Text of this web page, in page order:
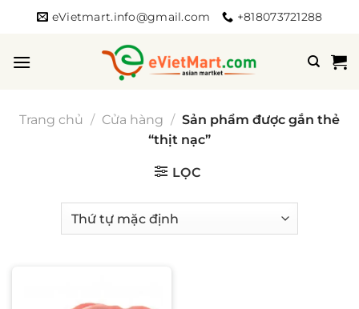
dung
eVietmart.info@gmail.com +818073721288
Trang chủ / Cửa hàng / Sản phẩm được gắn thẻ
“thịt nạc”
LỌC